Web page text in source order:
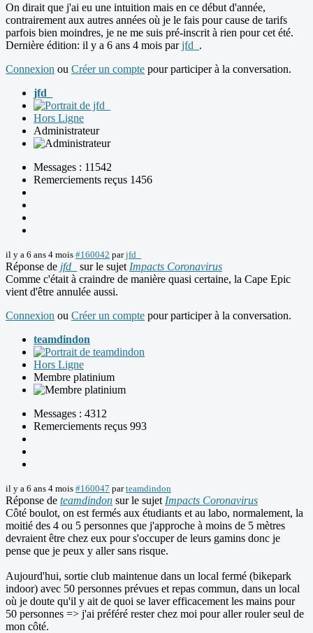
On dirait que j'ai eu une intuition mais en ce début d'année,
contrairement aux autres années où je le fais pour cause de tarifs
parfois bien moindres, je ne me suis pré-inscrit à rien pour cet été.
Dernière édition: il y a 6 ans 4 mois parjfd_ .
Connexion ou Créer un compte pour participer à la conversation.
jfd_
Hors Ligne
Administrateur
Messages : 11542
Remerciements reçus 1456
il y a 6 ans 4 mois #160042 parjfd_
Réponse de jfd_ sur le sujet Impacts Coronavirus
Comme c'était à craindre de manière quasi certaine, la Cape Epic
vient d'être annulée aussi.
Connexion ou Créer un compte pour participer à la conversation.
teamdindon
Hors Ligne
Membre platinium
Messages : 4312
Remerciements reçus 993
il y a 6 ans 4 mois #160047 parteamdindon
Réponse de teamdindon sur le sujet Impacts Coronavirus
Côté boulot, on est fermés aux étudiants et au labo, normalement, la
moitié des 4 ou 5 personnes que j'approche à moins de 5 mètres
devraient être chez eux pour s'occuper de leurs gamins donc je
pense que je peux y aller sans risque.
Aujourd'hui, sortie club maintenue dans un local fermé (bikepark
indoor) avec 50 personnes prévues et repas commun, dans un local
où je doute qu'il y ait de quoi se laver efficacement les mains pour
50 personnes => j'ai préféré rester chez moi pour aller rouler seul de
mon côté.